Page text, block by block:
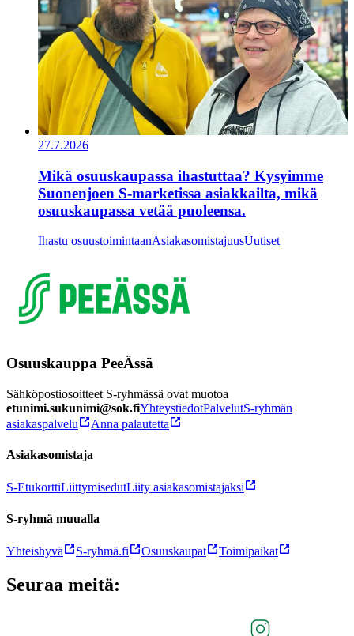
27.7.2026
Mikä osuuskaupassa ihastuttaa? Kysyimme
Suonenjoen S-marketissa asiakkailta, mikä
osuuskaupassa vetää puoleensa.
Ihastu osuustoimintaanAsiakasomistajuusUutiset
Osuuskauppa PeeÄssä
Sähköpostiosoitteet S-ryhmässä ovat muotoa
etunimi.sukunimi@sok.fiYhteystiedotPalvelutS-ryhmän
asiakaspalvelu
Anna palautetta
Asiakasomistaja
S-EtukorttiLiittymisedutLiity asiakasomistajaksi
S-ryhmä muualla
Yhteishyvä S-ryhmä.fi Osuuskaupat Toimipaikat
Seuraa meitä: